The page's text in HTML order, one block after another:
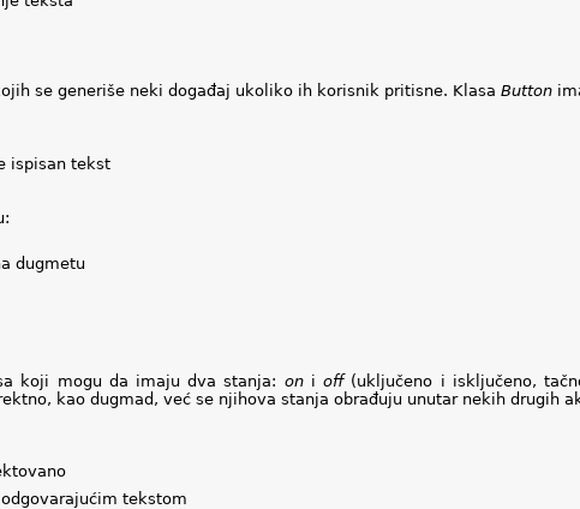
se generiše neki događaj ukoliko ih korisnik pritisne. Klasa Button
ispisan tekst
dugmetu
koji mogu da imaju dva stanja: onioff(uključeno i isključeno,
kao dugmad, već se njihova stanja obrađuju unutar nekih drugih
tekstom